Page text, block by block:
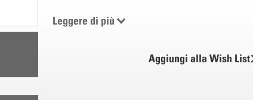
Leggere di più
Aggiungi alla Wish List